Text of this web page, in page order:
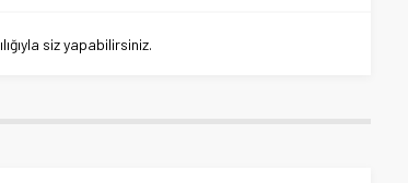
siz yapabilirsiniz.